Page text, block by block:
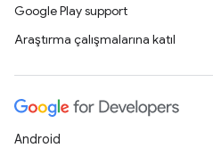
Google Play support
Araştırma çalışmalarına katıl
Android